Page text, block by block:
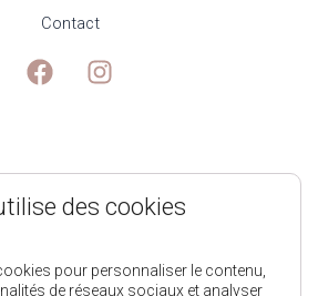
Contact
Mentions Légales
des cookies
pour personnaliser le contenu,
de réseaux sociaux et analyser